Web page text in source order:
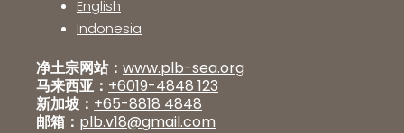
English
Indonesia
净土宗网站： www.plb-sea.org
马来西亚： +6019-4848 123
新加坡： +65-8818 4848
邮箱： plb.v18@gmail.com